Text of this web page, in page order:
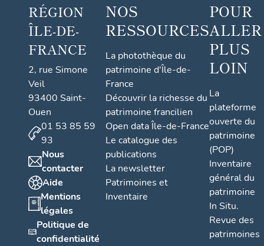
RÉGION
ÎLE-DE-
FRANCE
2, rue Simone
Veil
93400 Saint-
Ouen
01 53 85 59
93
Nous
contacter
Aide
Mentions
légales
Politique de
confidentialité
NOS
RESSOURCES
La photothèque du
patrimoine d'Île-de-
France
Découvrir la richesse du
patrimoine francilien
Open data Île-de-France
Le catalogue des
publications
La newsletter
Patrimoines et
Inventaire
POUR
ALLER
PLUS
LOIN
La
plateforme
ouverte du
patrimoine
(POP)
Inventaire
général du
patrimoine
In Situ.
Revue des
patrimoines